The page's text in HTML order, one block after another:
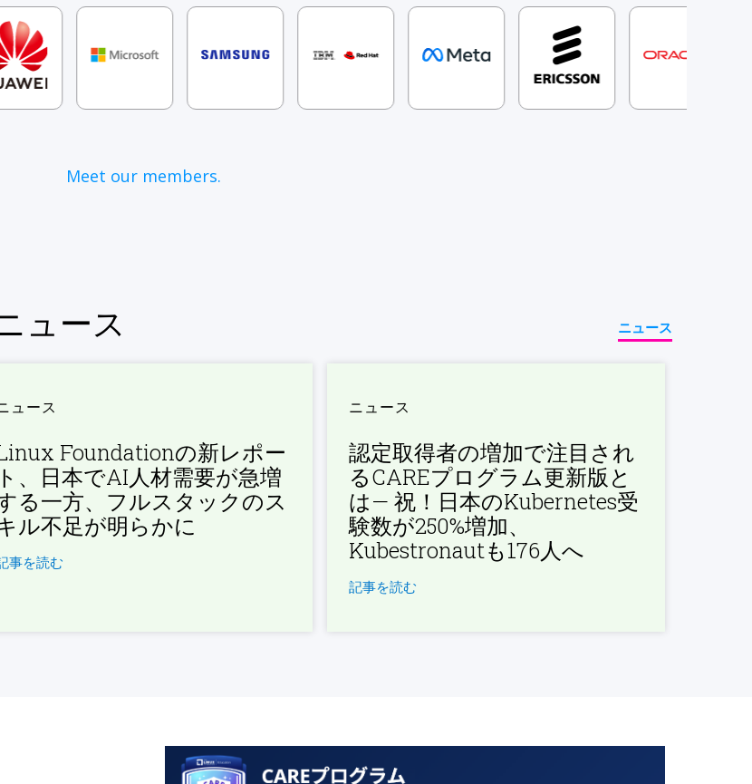
Meet our members.
ュース ニュース
ュース
Foundationの新レポー
ト、日本でAI人材需要が急増
る一方、フルスタックのス
ル不足が明らかに
事を読む
ニュース
認定取得者の増加で注目され
るCAREプログラム更新版と
は— 祝！日本のKubernetes受
験数が250%増加、
Kubestronautも176人へ
記事を読む